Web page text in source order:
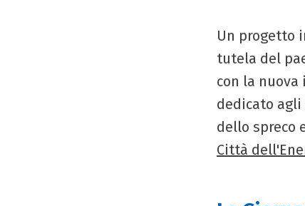
Un progetto
tutela del
con la
dedicato
dello spreco
Città